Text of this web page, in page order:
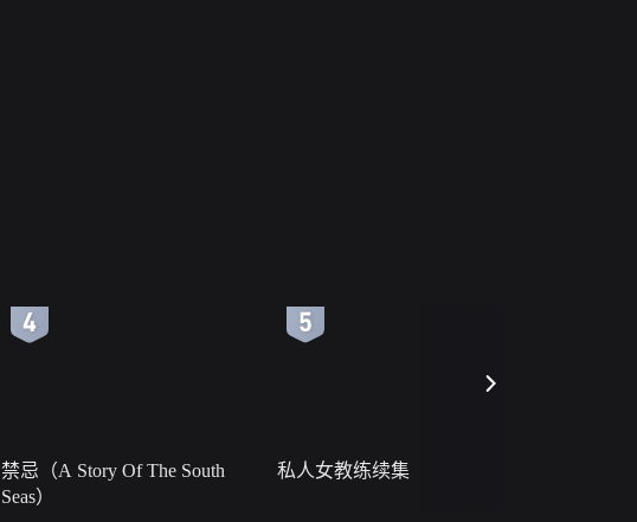
禁忌（A Story Of The South
Seas）
私人女教练续集